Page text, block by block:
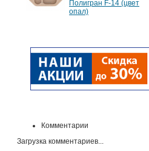
Полигран F-14 (цвет
опал)
Комментарии
Загрузка комментариев...